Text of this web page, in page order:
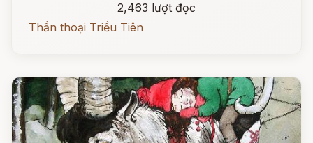
2,463 lượt đọc
Thần thoại Triều Tiên